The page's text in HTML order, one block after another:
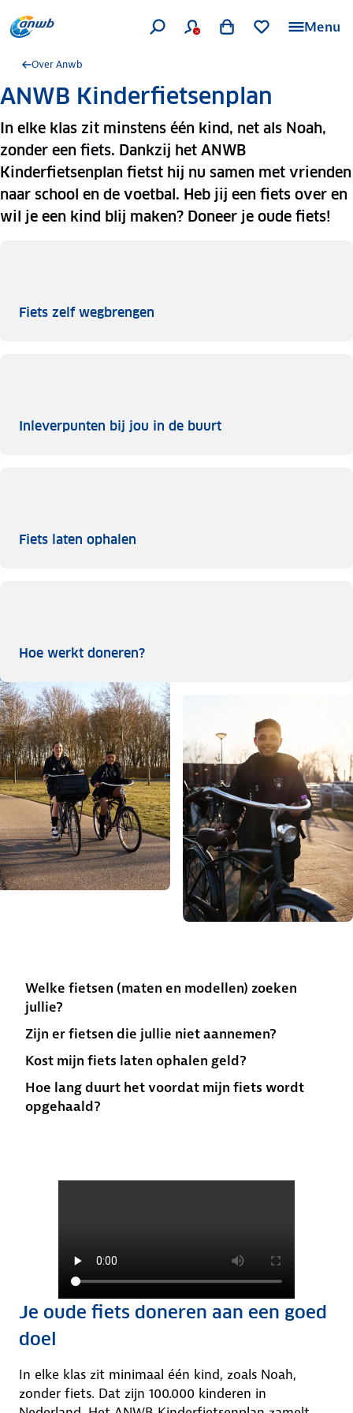
Menu
Over Anwb
ANWB Kinderfietsenplan
In elke klas zit minstens één kind, net als Noah,
zonder een fiets. Dankzij het ANWB
Kinderfietsenplan fietst hij nu samen met vrienden
naar school en de voetbal. Heb jij een fiets over en
wil je een kind blij maken? Doneer je oude fiets!
Fiets zelf wegbrengen
Inleverpunten bij jou in de buurtInleverpunten bij
Fiets laten ophalen
Hoe werkt doneren?Hoe werkt doneren?
Welke fietsen (maten en modellen) zoeken
jullie?
Zijn er fietsen die jullie niet aannemen?
Kost mijn fiets laten ophalen geld?
Hoe lang duurt het voordat mijn fiets wordt
opgehaald?
Je oude fiets doneren aan een goed
doel
In elke klas zit minimaal één kind, zoals Noah,
zonder fiets. Dat zijn 100.000 kinderen in